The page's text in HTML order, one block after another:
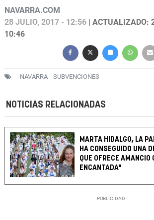
NAVARRA.COM
28 JULIO, 2017 - 12:56 | ACTUALIZADO:
10:46
NAVARRA SUBVENCIONES
NOTICIAS RELACIONADAS
MARTA HIDALGO, LA
HA CONSEGUIDO UNA
QUE OFRECE
ENCANTADA"